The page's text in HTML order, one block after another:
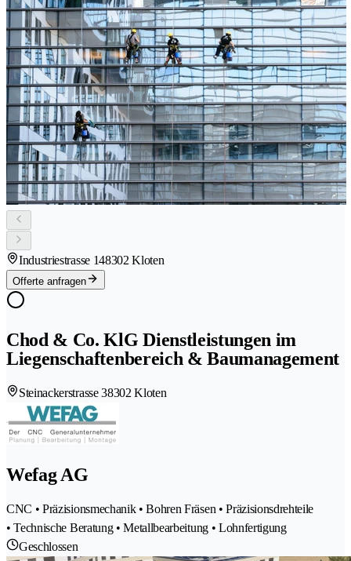
Industriestrasse 148302 Kloten
Offerte anfragen
Chod & Co. KlG Dienstleistungen im
Liegenschaftenbereich & Baumanagement
Steinackerstrasse 38302 Kloten
Wefag AG
CNC • Präzisionsmechanik • Bohren Fräsen • Präzisionsdrehteile
• Technische Beratung • Metallbearbeitung • Lohnfertigung
Geschlossen